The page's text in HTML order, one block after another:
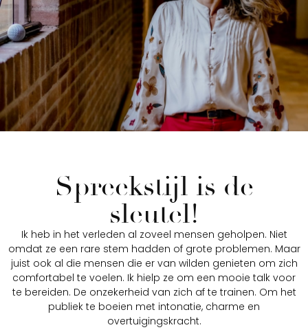
Spreekstijl is de
sleutel!
Ik heb in het verleden al zoveel mensen geholpen. Niet
omdat ze een rare stem hadden of grote problemen. Maar
juist ook al die mensen die er van wilden genieten om zich
comfortabel te voelen. Ik hielp ze om een mooie talk voor
te bereiden. De onzekerheid van zich af te trainen. Om het
publiek te boeien met intonatie, charme en
overtuigingskracht.